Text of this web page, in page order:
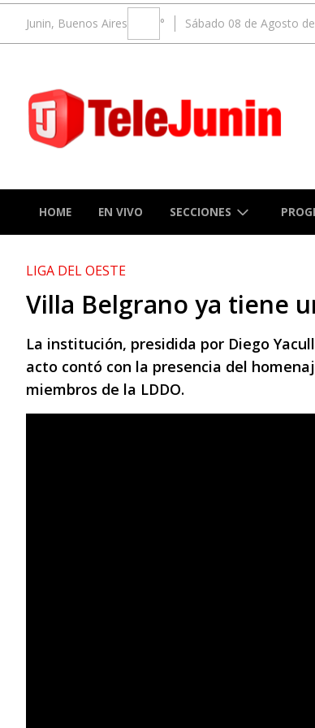
Junin, Buenos Aires ° Sábado 08 de Agosto
HOME EN VIVO SECCIONES
LIGA DEL OESTE
Villa Belgrano ya tiene
La institución, presidida por Diego
acto contó con la presencia del
miembros de la LDDO.